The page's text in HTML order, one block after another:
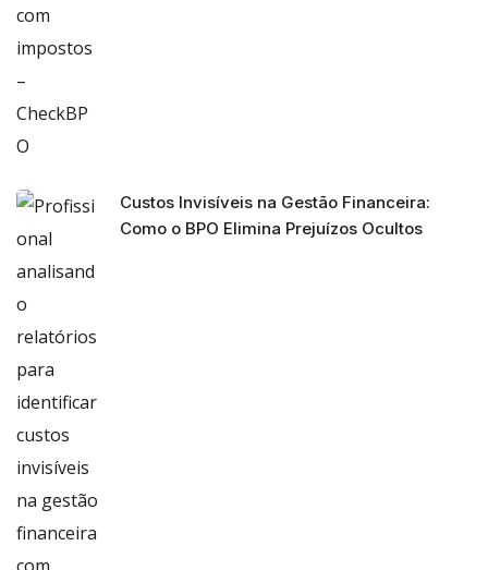
Custos Invisíveis na Gestão Financeira:
Como o BPO Elimina Prejuízos Ocultos